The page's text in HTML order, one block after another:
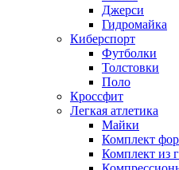
Джерси
Гидромайка
Киберспорт
Футболки
Толстовки
Поло
Кроссфит
Легкая атлетика
Майки
Комплект
Комплект из